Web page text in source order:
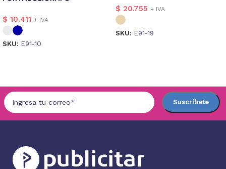
$ 10.411 + IVA
SKU: E91-10
$ 20.755 + IVA
SKU: E91-19